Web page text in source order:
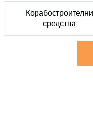
Корабостроителни
средства